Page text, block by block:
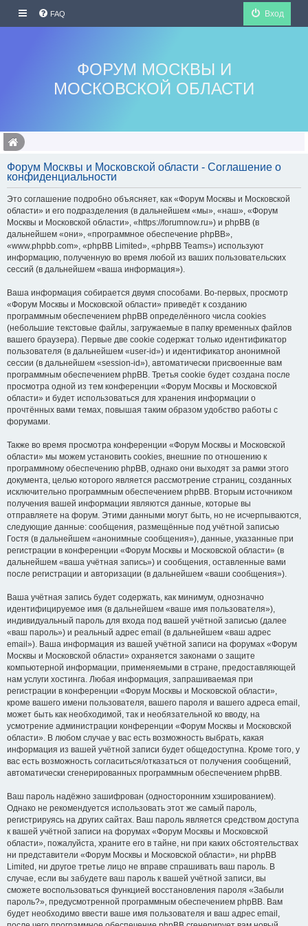
FAQ Вход
ФОРУМ МОСКВЫ И
МОСКОВСКОЙ ОБЛАСТИ
Форум Москвы и Московской области - Соглашение о
конфиденциальности
Это соглашение подробно объясняет, как «Форум Москвы и Московской
области» и его подразделения (в дальнейшем «мы», «наш», «Форум
Москвы и Московской области», «https://forumnow.ru») и phpBB (в
дальнейшем «они», «программное обеспечение phpBB»,
«www.phpbb.com», «phpBB Limited», «phpBB Teams») используют
информацию, полученную во время любой из ваших пользовательских
сессий (в дальнейшем «ваша информация»).
Ваша информация собирается двумя способами. Во-первых, просмотр
«Форум Москвы и Московской области» приведёт к созданию
программным обеспечением phpBB определённого числа cookies
(небольшие текстовые файлы, загружаемые в папку временных файлов
вашего браузера). Первые две cookie содержат только идентификатор
пользователя (в дальнейшем «user-id») и идентификатор анонимной
сессии (в дальнейшем «session-id»), автоматически присвоенные вам
программным обеспечением phpBB. Третья cookie будет создана после
просмотра одной из тем конференции «Форум Москвы и Московской
области» и будет использоваться для хранения информации о
прочтённых вами темах, повышая таким образом удобство работы с
форумами.
Также во время просмотра конференции «Форум Москвы и Московской
области» мы можем установить cookies, внешние по отношению к
программному обеспечению phpBB, однако они выходят за рамки этого
документа, целью которого является рассмотрение страниц, созданных
исключительно программным обеспечением phpBB. Вторым источником
получения вашей информации являются данные, которые вы
отправляете на форум. Этими данными могут быть, но не исчерпываются,
следующие данные: сообщения, размещённые под учётной записью
Гостя (в дальнейшем «анонимные сообщения»), данные, указанные при
регистрации в конференции «Форум Москвы и Московской области» (в
дальнейшем «ваша учётная запись») и сообщения, оставленные вами
после регистрации и авторизации (в дальнейшем «ваши сообщения»).
Ваша учётная запись будет содержать, как минимум, однозначно
идентифицируемое имя (в дальнейшем «ваше имя пользователя»),
индивидуальный пароль для входа под вашей учётной записью (далее
«ваш пароль») и реальный адрес email (в дальнейшем «ваш адрес
email»). Ваша информация из вашей учётной записи на форумах «Форум
Москвы и Московской области» охраняется законами о защите
компьютерной информации, применяемыми в стране, предоставляющей
нам услуги хостинга. Любая информация, запрашиваемая при
регистрации в конференции «Форум Москвы и Московской области»,
кроме вашего имени пользователя, вашего пароля и вашего адреса email,
может быть как необходимой, так и необязательной ко вводу, на
усмотрение администрации конференции «Форум Москвы и Московской
области». В любом случае у вас есть возможность выбрать, какая
информация из вашей учётной записи будет общедоступна. Кроме того, у
вас есть возможность согласиться/отказаться от получения сообщений,
автоматически сгенерированных программным обеспечением phpBB.
Ваш пароль надёжно зашифрован (односторонним хэшированием).
Однако не рекомендуется использовать этот же самый пароль,
регистрируясь на других сайтах. Ваш пароль является средством доступа
к вашей учётной записи на форумах «Форум Москвы и Московской
области», пожалуйста, храните его в тайне, ни при каких обстоятельствах
ни представители «Форум Москвы и Московской области», ни phpBB
Limited, ни другое третье лицо не вправе спрашивать ваш пароль. В
случае, если вы забудете ваш пароль к вашей учётной записи, вы
сможете воспользоваться функцией восстановления пароля «Забыли
пароль?», предусмотренной программным обеспечением phpBB. Вам
будет необходимо ввести ваше имя пользователя и ваш адрес email,